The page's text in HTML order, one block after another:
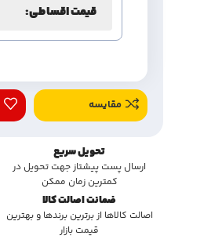
قیمت اقساطی:
مقایسه
تحویل سریع
ارسال پست پیشتاز جهت تحویل در
کمترین زمان ممکن
ضمانت اصالت کالا
اصالت کالاها از برترین برندها و بهترین
قیمت بازار